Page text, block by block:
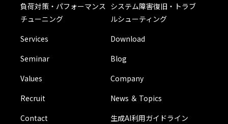
負荷対策・パフォーマンス
チューニング
システム障害復旧・トラブ
ルシューティング
Services
Download
Seminar
Blog
Values
Company
Recruit
News ＆ Topics
Contact
生成AI利用ガイドライン